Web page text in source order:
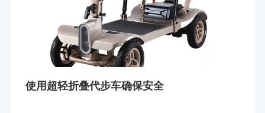
使用超轻折叠代步车确保安全